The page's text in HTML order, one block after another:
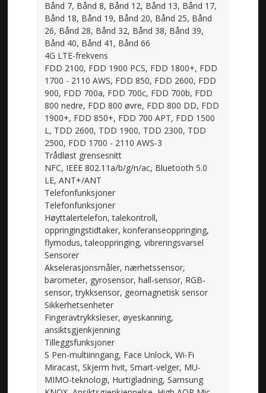
Bånd 7, Bånd 8, Bånd 12, Bånd 13, Bånd 17,
Bånd 18, Bånd 19, Bånd 20, Bånd 25, Bånd
26, Bånd 28, Bånd 32, Bånd 38, Bånd 39,
Bånd 40, Bånd 41, Bånd 66
4G LTE-frekvens
FDD 2100, FDD 1900 PCS, FDD 1800+, FDD
1700 - 2110 AWS, FDD 850, FDD 2600, FDD
900, FDD 700a, FDD 700c, FDD 700b, FDD
800 nedre, FDD 800 øvre, FDD 800 DD, FDD
1900+, FDD 850+, FDD 700 APT, FDD 1500
L, TDD 2600, TDD 1900, TDD 2300, TDD
2500, FDD 1700 - 2110 AWS-3
Trådløst grensesnitt
NFC, IEEE 802.11a/b/g/n/ac, Bluetooth 5.0
LE, ANT+/ANT
Telefonfunksjoner
Telefonfunksjoner
Høyttalertelefon, talekontroll,
oppringingstidtaker, konferanseoppringing,
flymodus, taleoppringing, vibreringsvarsel
Sensorer
Akselerasjonsmåler, nærhetssensor,
barometer, gyrosensor, hall-sensor, RGB-
sensor, trykksensor, geomagnetisk sensor
Sikkerhetsenheter
Fingeravtrykksleser, øyeskanning,
ansiktsgjenkjenning
Tilleggsfunksjoner
S Pen-multiinngang, Face Unlock, Wi-Fi
Miracast, Skjerm hvit, Smart-velger, MU-
MIMO-teknologi, Hurtigladning, Samsung